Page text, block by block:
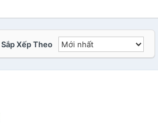
Sắp Xếp Theo